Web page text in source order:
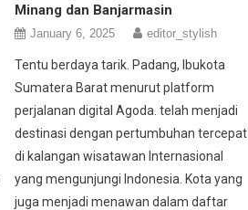
Minang dan Banjarmasin
January 6, 2025 editor_stylish
Tentu berdaya tarik. Padang, Ibukota
Sumatera Barat menurut platform
perjalanan digital Agoda. telah menjadi
destinasi dengan pertumbuhan tercepat
di kalangan wisatawan Internasional
yang mengunjungi Indonesia. Kota yang
juga menjadi menawan dalam daftar